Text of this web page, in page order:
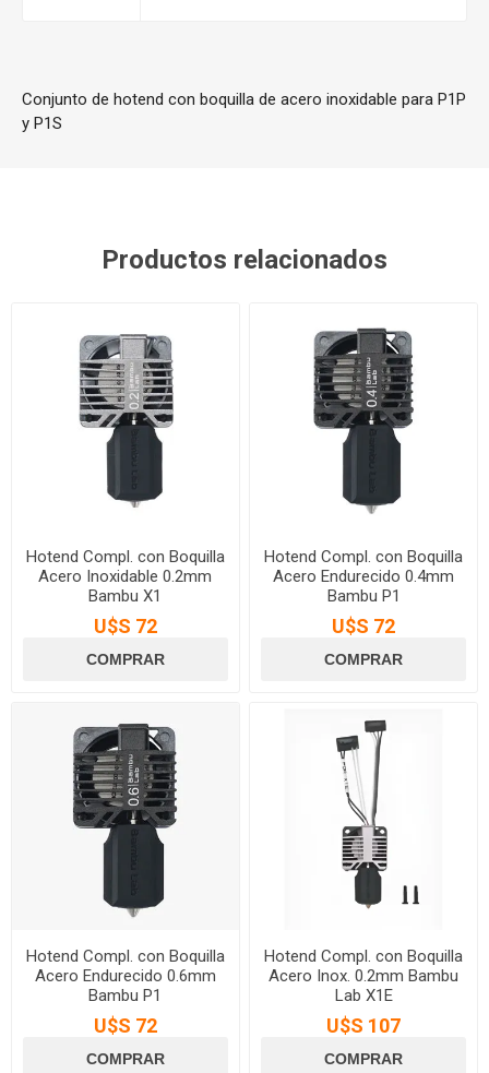
Conjunto de hotend con boquilla de acero inoxidable para P1P
y P1S
Productos relacionados
Hotend Compl. con Boquilla
Acero Inoxidable 0.2mm
Bambu X1
U$S 72
Hotend Compl. con Boquilla
Acero Endurecido 0.4mm
Bambu P1
U$S 72
Hotend Compl. con Boquilla
Acero Endurecido 0.6mm
Bambu P1
U$S 72
Hotend Compl. con Boquilla
Acero Inox. 0.2mm Bambu
Lab X1E
U$S 107